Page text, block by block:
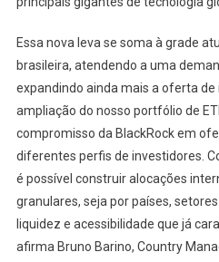
Essa nova leva se soma à grade
brasileira, atendendo a uma
expandindo ainda mais a oferta de
ampliação do nosso portfólio de
compromisso da BlackRock em
diferentes perfis de investidores.
é possível construir alocações
granulares, seja por países,
liquidez e acessibilidade que já
afirma Bruno Barino, Country